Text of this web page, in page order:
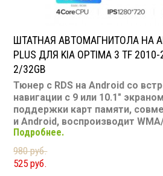
ШТАТНАЯ АВТОМАГНИТОЛА НА
PLUS ДЛЯ KIA OPTIMA 3 TF
2/32GB
Тюнер с RDS на Android со
навигации с 9 или 10.1"
поддержки карт памяти,
и Android, воспроизводит
Bluetooth, подключение
подходит для Kia Optima 3 TF
Размер: 2-DIN
Подсветка: многоцветная
Подробнее.
980 руб.
525 руб.